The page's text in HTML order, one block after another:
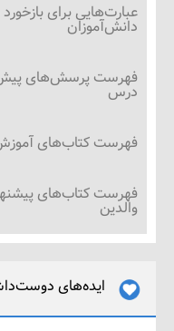
عبارت‌هایی برای
دانش‌آموزان
فهرست پرسش‌های
درس
فهرست کتاب‌های
فهرست کتاب‌های
والدین
ایده‌های